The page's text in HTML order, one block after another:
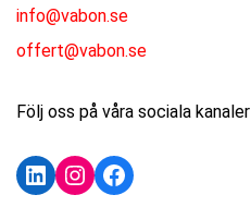
info@vabon.se
offert@vabon.se
Följ oss på våra sociala kanaler
LinkedIn
Instagram
Facebook